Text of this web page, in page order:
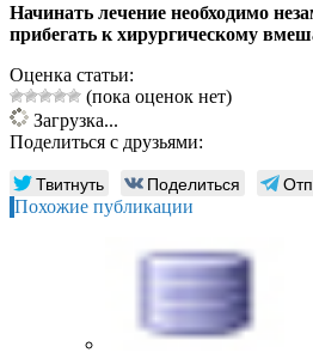
Начинать лечение необходимо
прибегать к хирургическому
Оценка статьи:
(пока оценок нет)
Загрузка...
Поделиться с друзьями:
Твитнуть Поделиться
Похожие публикации